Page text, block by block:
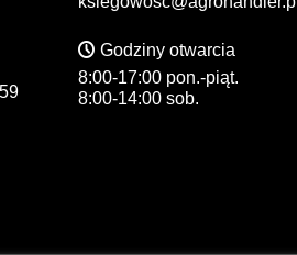
Godziny otwarcia
8:00-17:00 pon.-piąt.
8:00-14:00 sob.